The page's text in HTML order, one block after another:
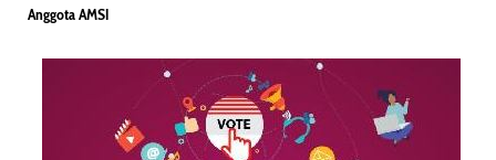
Anggota AMSI